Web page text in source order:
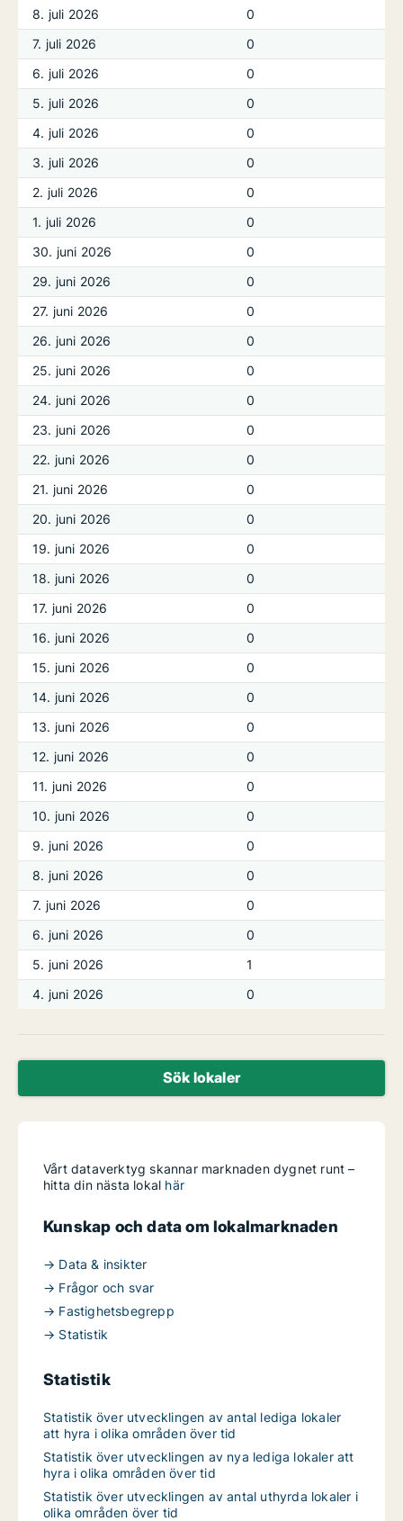
8. juli 2026
0
7. juli 2026
0
6. juli 2026
0
5. juli 2026
0
4. juli 2026
0
3. juli 2026
0
2. juli 2026
0
1. juli 2026
0
30. juni 2026
0
29. juni 2026
0
27. juni 2026
0
26. juni 2026
0
25. juni 2026
0
24. juni 2026
0
23. juni 2026
0
22. juni 2026
0
21. juni 2026
0
20. juni 2026
0
19. juni 2026
0
18. juni 2026
0
17. juni 2026
0
16. juni 2026
0
15. juni 2026
0
14. juni 2026
0
13. juni 2026
0
12. juni 2026
0
11. juni 2026
0
10. juni 2026
0
9. juni 2026
0
8. juni 2026
0
7. juni 2026
0
6. juni 2026
0
5. juni 2026
1
4. juni 2026
0
Sök lokaler
Vårt dataverktyg skannar marknaden dygnet runt –
hitta din nästa lokal här
Kunskap och data om lokalmarknaden
→ Data & insikter
→ Frågor och svar
→ Fastighetsbegrepp
→ Statistik
Statistik
Statistik över utvecklingen av antal lediga lokaler
att hyra i olika områden över tid
Statistik över utvecklingen av nya lediga lokaler att
hyra i olika områden över tid
Statistik över utvecklingen av antal uthyrda lokaler i
olika områden över tid